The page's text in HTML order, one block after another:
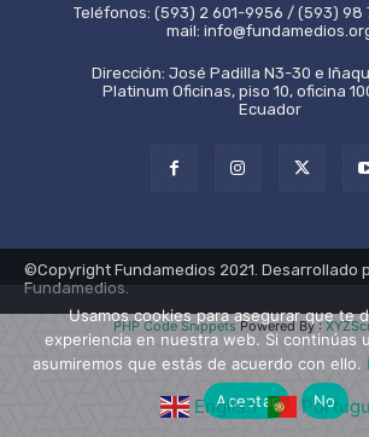
Teléfonos: (593) 2 601-9956 / (593)
mail:
Dirección: José Padilla N3-30 e
Platinum Oficinas, piso 10, oficina
Ecuador
©Copyright Fundamedios 2021. Desarrollado
Fundamedios.
English
PHP Code SnippetsPowered By :
Usamos cookies para asegurar que te
experiencia en nuestra web. Si continúas
asumiremos que estás de acuerdo con ello.
Aceptar
No